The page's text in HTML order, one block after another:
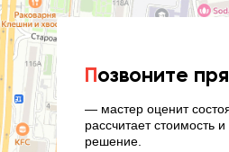
Позвоните
— мастер оценит
рассчитает стоимость
решение.